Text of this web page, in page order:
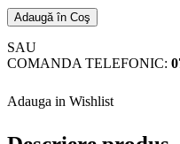
Adaugă în Coş
SAU
COMANDA TELEFONIC:
Adauga in Wishlist